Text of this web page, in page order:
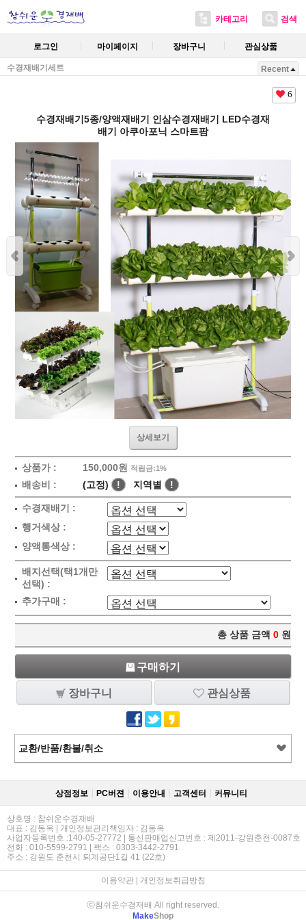
카테고리 검색
로그인 마이페이지 장바구니 관심상품
수경재배기세트 Recent
6
수경재배기5종/양액재배기 인삼수경재배기 LED수경재
배기 아쿠아포닉 스마트팜
상세보기
상품가 : 150,000원 적립금:1%
배송비 : (고정) ! 지역별 !
수경재배기 :
행거색상 :
양액통색상 :
배지선택(택1개만
선택) :
추가구매 :
총 상품 금액 0 원
구매하기
장바구니 관심상품
교환/반품/환불/취소
상점정보 PC버젼 이용안내 고객센터 커뮤니티
상호명 : 참쉬운수경재배
대표 : 김동옥 | 개인정보관리책임자 : 김동옥
사업자등록번호 :140-05-27772 | 통신판매업신고번호 : 제2011-강원춘천-0087호
전화 : 010-5599-2791 | 팩스 : 0303-3442-2791
주소 : 강원도 춘천시 퇴계공단1길 41 (22호)
이용약관| 개인정보취급방침
ⓒ참쉬운수경재배 All right reserved.
MakeShop